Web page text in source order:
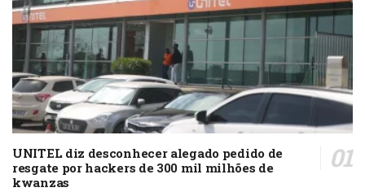
UNITEL diz desconhecer alegado pedido de
resgate por hackers de 300 mil milhões de
kwanzas